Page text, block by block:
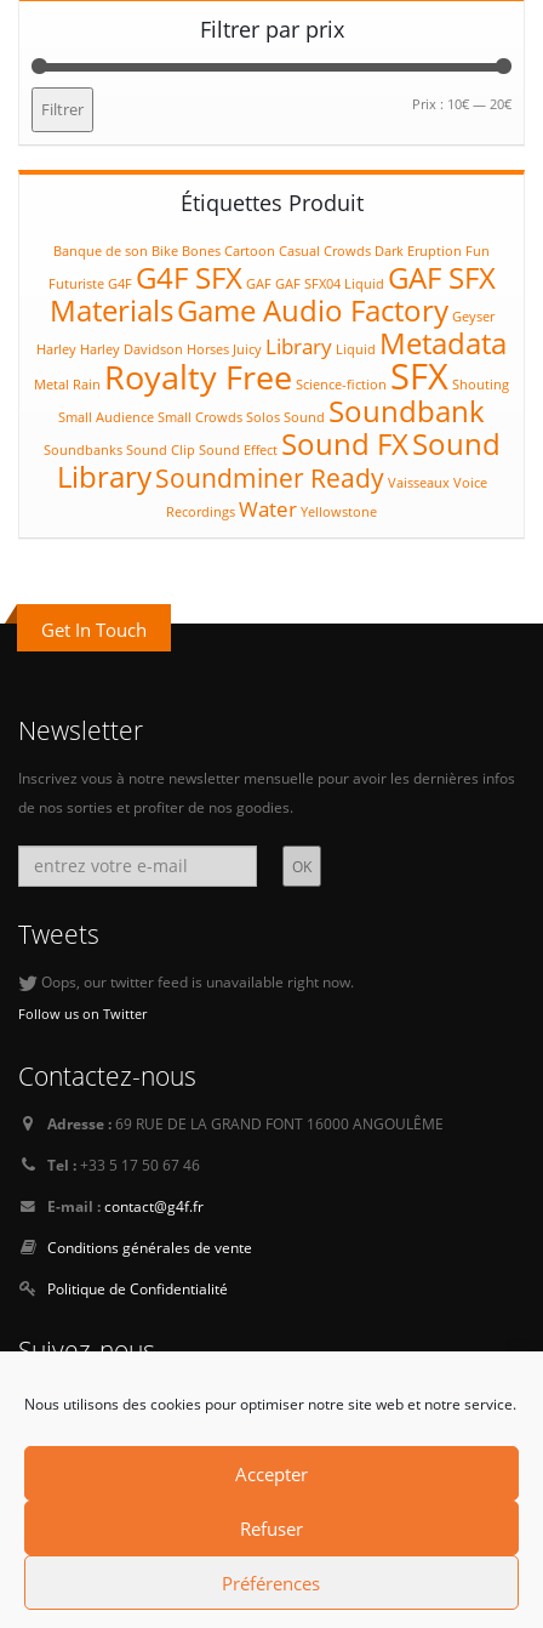
Nous utilisons des cookies pour optimiser notre site web et notre service.
Accepter
Refuser
Préférences
Filtrer par prix
Prix
Prix
Filtrer Prix : 10€ — 20€
Étiquettes Produit
Banque de son Bike Bones Cartoon Casual Crowds Dark Eruption Fun
Futuriste G4F G4F SFX GAF GAF SFX04 Liquid GAF SFX
MaterialsGame Audio Factory Geyser
Harley Harley Davidson Horses Juicy Library Liquid Metadata
Metal Rain Royalty Free Science-fiction SFX Shouting
Small Audience Small Crowds Solos Sound Soundbank
Soundbanks Sound Clip Sound Effect Sound FXSound
LibrarySoundminer Ready Vaisseaux Voice
Recordings Water Yellowstone
Get In Touch
Newsletter
Inscrivez vous à notre newsletter mensuelle pour avoir les dernières infos
de nos sorties et profiter de nos goodies.
Tweets
Oops, our twitter feed is unavailable right now.
Follow us on Twitter
Contactez-nous
Adresse :69 RUE DE LA GRAND FONT 16000 ANGOULÊME
Tel :+33 5 17 50 67 46
E-mail :contact@g4f.fr
Conditions générales de vente
Politique de Confidentialité
Suivez-nous
© Copyright 2015. All Rights Reserved.